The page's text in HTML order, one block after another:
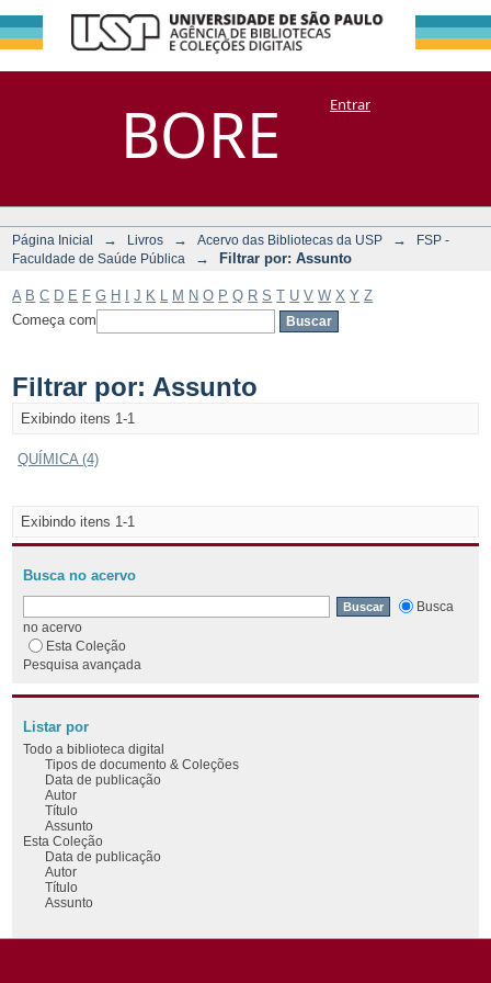
BORE
Filtrar por:
Assunto
DSpace/Manakin + CoriscoEntrar
Página Inicial → Livros → Acervo das Bibliotecas da USP →
FSP -
Faculdade de Saúde Pública
→ Filtrar por: Assunto
A B C D E F G H J K M N O P Q R S T U V W X Y Z
Começa com
Filtrar por: Assunto
Exibindo itens 1-1
QUÍMICA (4)
Exibindo itens 1-1
Busca no acervo
Busca
no acervo
Esta Coleção
Pesquisa avançada
Listar por
Todo a biblioteca digital
Tipos de documento & Coleções
Data de publicação
Autor
Título
Assunto
Esta Coleção
Data de publicação
Autor
Título
Assunto